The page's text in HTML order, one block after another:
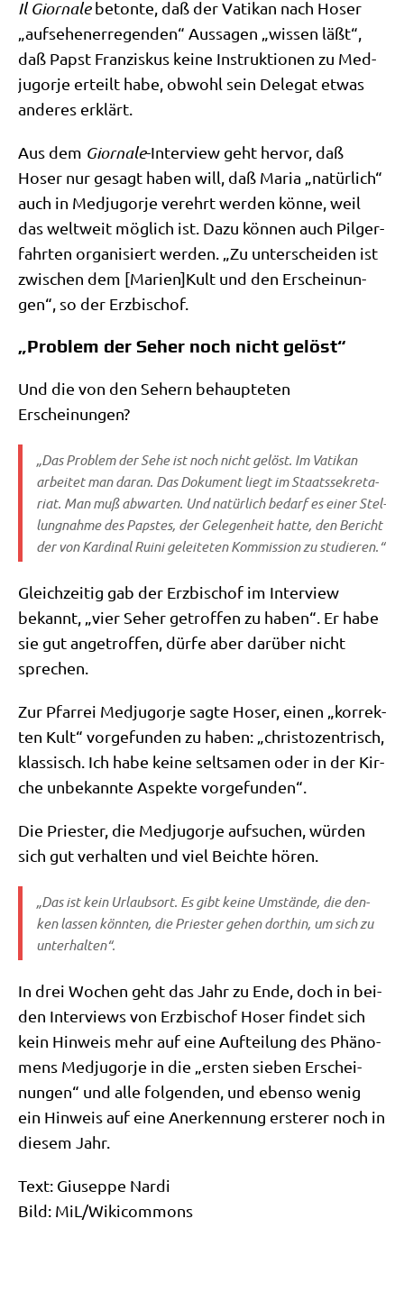
Il Giorn­a­lebeton­te, daß der Vati­kan nach Hoser
„auf­se­hen­er­re­gen­den“ Aus­sa­gen „wis­sen läßt“,
daß Papst Fran­zis­kus kei­ne Instruk­tio­nen zu Med­
jug­or­je erteilt habe, obwohl sein Dele­gat etwas
ande­res erklärt.
Aus dem Giorn­a­le-Inter­view geht her­vor, daß
Hoser nur gesagt haben will, daß Maria „natür­lich“
auch in Med­jug­or­je ver­ehrt wer­den kön­ne, weil
das welt­weit mög­lich ist. Dazu kön­nen auch Pil­ger­
fahr­ten orga­ni­siert wer­den. „Zu unter­schei­den ist
zwi­schen dem [Marien]Kult und den Erschei­nun­
gen“, so der Erzbischof.
„Problem der Seher noch nicht gelöst“
Und die von den Sehern behaup­te­ten
Erscheinungen?
„Das Pro­blem der Sehe ist noch nicht gelöst. Im Vati­kan
arbei­tet man dar­an. Das Doku­ment liegt im Staats­se­kre­ta­
ri­at. Man muß abwar­ten. Und natür­lich bedarf es einer Stel­
lung­nah­me des Pap­stes, der Gele­gen­heit hat­te, den Bericht
der von Kar­di­nal Rui­ni gelei­te­ten Kom­mis­si­on zu studieren.“
Gleich­zei­tig gab der Erz­bi­schof im Inter­view
bekannt, „vier Seher getrof­fen zu haben“. Er habe
sie gut ange­trof­fen, dür­fe aber dar­über nicht
sprechen.
Zur Pfar­rei Med­jug­or­je sag­te Hoser, einen „kor­rek­
ten Kult“ vor­ge­fun­den zu haben: „chri­sto­zen­trisch,
klas­sisch. Ich habe kei­ne selt­sa­men oder in der Kir­
che unbe­kann­te Aspek­te vorgefunden“.
Die Prie­ster, die Med­jug­or­je auf­su­chen, wür­den
sich gut ver­hal­ten und viel Beich­te hören.
„Das ist kein Urlaubs­ort. Es gibt kei­ne Umstän­de, die den­
ken las­sen könn­ten, die Prie­ster gehen dort­hin, um sich zu
unterhalten“.
In drei Wochen geht das Jahr zu Ende, doch in bei­
den Inter­views von Erz­bi­schof Hoser fin­det sich
kein Hin­weis mehr auf eine Auf­tei­lung des Phä­no­
mens Med­jug­or­je in die „ersten sie­ben Erschei­
nun­gen“ und alle fol­gen­den, und eben­so wenig
ein Hin­weis auf eine Aner­ken­nung erste­rer noch in
die­sem Jahr.
Text: Giu­sep­pe Nardi
Bild: MiL/​Wikicommons